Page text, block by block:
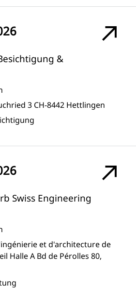
&
3 CH-8442 Hettlingen
Swiss Engineering
et d'architecture de
Halle A Bd de Pérolles 80,